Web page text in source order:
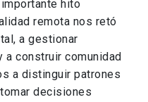
hito
remota nos retó
a gestionar
construir comunidad
a distinguir patrones
decisiones